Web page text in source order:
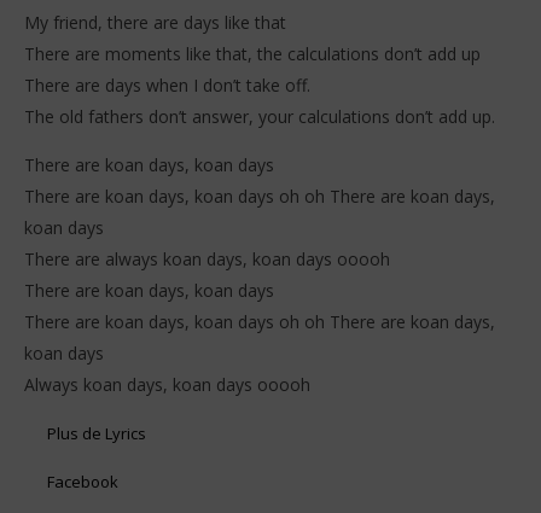
My friend, there are days like that
There are moments like that, the calculations don’t add up
There are days when I don’t take off.
The old fathers don’t answer, your calculations don’t add up.
There are koan days, koan days
There are koan days, koan days oh oh There are koan days,
koan days
There are always koan days, koan days ooooh
There are koan days, koan days
There are koan days, koan days oh oh There are koan days,
koan days
Always koan days, koan days ooooh
Plus de Lyrics
Facebook